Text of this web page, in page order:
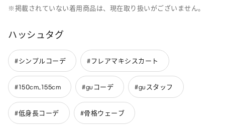
※掲載されていない着用商品は、現在取り扱いがございません。
ハッシュタグ
#シンプルコーデ #フレアマキシスカート
#150cm_155cm #guコーデ #guスタッフ
#低身長コーデ #骨格ウェーブ